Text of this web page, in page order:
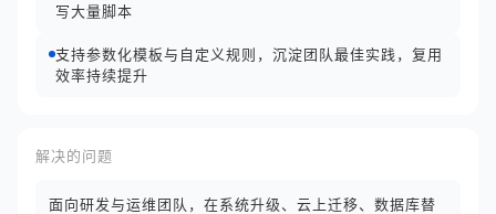
写大量脚本
支持参数化模板与自定义规则，沉淀团队最佳实践，复用
效率持续提升
解决的问题
面向研发与运维团队，在系统升级、云上迁移、数据库替